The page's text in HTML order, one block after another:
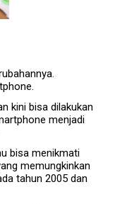
kini bisa dilakukan
menjadi
bisa menikmati
memungkinkan
tahun 2005 dan